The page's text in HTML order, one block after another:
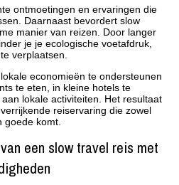
ontmoetingen en ervaringen die
Daarnaast bevordert slow
manier van reizen. Door langer
je je ecologische voetafdruk,
verplaatsen.
economieën te ondersteunen
te eten, in kleine hotels te
lokale activiteiten. Het resultaat
reiservaring die zowel
goede komt.
een slow travel reis met